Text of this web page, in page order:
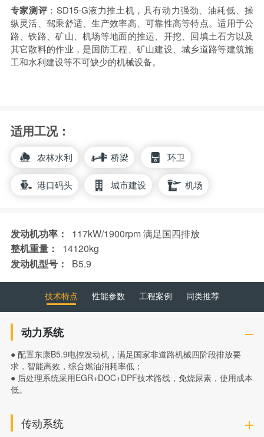
专家测评 ：SD15-G液力推土机，具有动力强劲、油耗低、操
纵灵活、驾乘舒适、生产效率高、可靠性高等特点。适用于公
路、铁路、矿山、机场等地面的推运、开挖、回填土石方以及
其它散料的作业，是国防工程、矿山建设、城乡道路等建筑施
工和水利建设等不可缺少的机械设备。
适用工况：
农林水利 桥梁 环卫
港口码头 城市建设 机场
发动机功率：
117kW/1900rpm 满足国四排放
整机重量：
14120kg
发动机型号：
B5.9
技术特点 性能参数 工程案例 同类推荐
动力系统
● 配置东康B5.9电控发动机，满足国家非道路机械四阶段排放要
求，智能高效，综合燃油消耗率低；
● 后处理系统采用EGR+DOC+DPF技术路线，免烧尿素，使用成本
低。
传动系统